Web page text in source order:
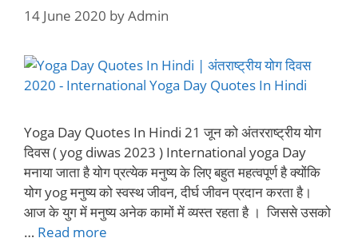
14 June 2020 byAdmin
Yoga Day Quotes In Hindi 21 जून को अंतरराष्ट्रीय योग
दिवस ( yog diwas 2023 ) International yoga Day
मनाया जाता है योग प्रत्येक मनुष्य के लिए बहुत महत्वपूर्ण है क्योंकि
योग yog मनुष्य को स्वस्थ जीवन, दीर्घ जीवन प्रदान करता है।
आज के युग में मनुष्य अनेक कामों में व्यस्त रहता है । जिससे उसको
… Read more